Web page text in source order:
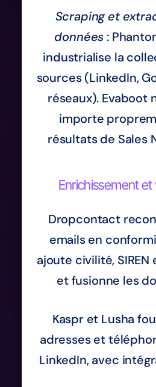
Scraping et
données :
industrialise la
sources (LinkedIn,
réseaux). Evaboot
importe
résultats de Sales
Enrichissement
Dropcontact
emails en
ajoute civilité,
et fusionne les
Kaspr et Lusha
adresses et
LinkedIn, avec